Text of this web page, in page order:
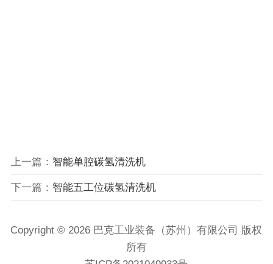
上一篇： 智能单腔碳氢清洗机
下一篇： 智能五工位碳氢清洗机
Copyright © 2026 巴克工业装备（苏州）有限公司 版权
所有